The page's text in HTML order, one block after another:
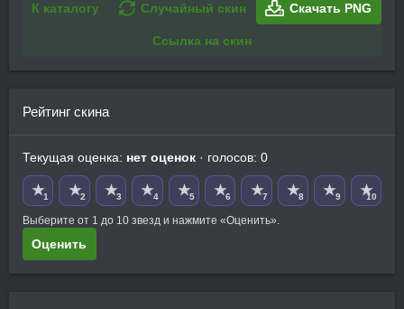
К каталогу Случайный скин Скачать PNG
Ссылка на скин
Рейтинг скина
Текущая оценка: нет оценок · голосов: 0
★1 ★2 ★3 ★4 ★5 ★6 ★7 ★8 ★9 ★10
Выберите от 1 до 10 звезд и нажмите «Оценить».
Оценить